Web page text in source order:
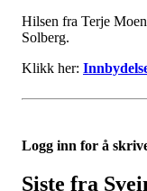
Hilsen fra Terje
Solberg.
Klikk her:
Logg inn for å
Siste fra